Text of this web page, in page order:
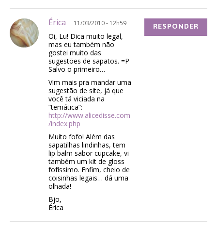
Érica 11/03/2010 - 12h59
Oi, Lu! Dica muito legal,
mas eu também não
gostei muito das
sugestões de sapatos. =P
Salvo o primeiro…
Vim mais pra mandar uma
sugestão de site, já que
você tá viciada na
“temática”:
http://www.alicedisse.com
/index.php
Muito fofo! Além das
sapatilhas lindinhas, tem
lip balm sabor cupcake, vi
também um kit de gloss
fofíssimo. Enfim, cheio de
coisinhas legais… dá uma
olhada!
Bjo,
Érica
RESPONDER